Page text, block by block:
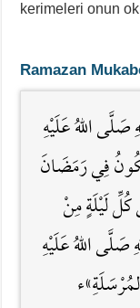
kerimeleri onun
Ramazan
اللهُ عَلَيْهِ
فِي رَمَضَانَ
لَيْلَةٍ مِنْ
اللهُ عَلَيْهِ